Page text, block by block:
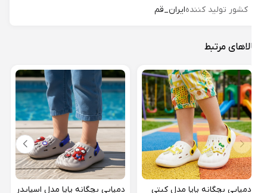
کشور تولید کنندهایران_قم
مرتبط
دمپایی بچگانه پاپا مدل کیتی دمپایی بچگانه پاپا مدل اسپایدر